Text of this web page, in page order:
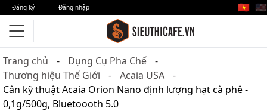
Đăng ký Đăng nhập 🇻🇳 🇺🇸
Trang chủ
Dụng Cụ Pha Chế
Thương hiệu Thế Giới
Acaia USA
Cân kỹ thuật Acaia Orion Nano định lượng hạt cà phê -
0,1g/500g, Bluetoooth 5.0